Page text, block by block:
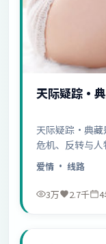
天际疑踪·
天际疑踪·典藏
危机、反转与
观看。
爱情 · 线路
3万 2.7千